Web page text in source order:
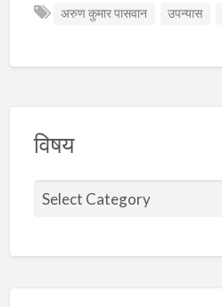
अरुण कुमार पासवान उपन्यास
विषय